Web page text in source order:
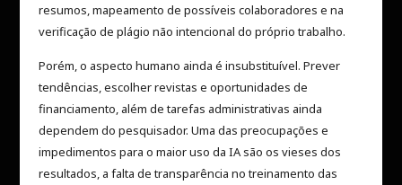
resumos, mapeamento de possíveis colaboradores e na
verificação de plágio não intencional do próprio trabalho.
Porém, o aspecto humano ainda é insubstituível. Prever
tendências, escolher revistas e oportunidades de
financiamento, além de tarefas administrativas ainda
dependem do pesquisador. Uma das preocupações e
impedimentos para o maior uso da IA são os vieses dos
resultados, a falta de transparência no treinamento das